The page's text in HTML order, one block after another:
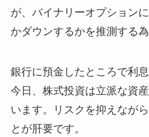
が、バイナリーオプション
かダウンするかを推測する為
銀行に預金したところで利
今日、株式投資は立派な資
います。リスクを抑えなが
とが肝要です。